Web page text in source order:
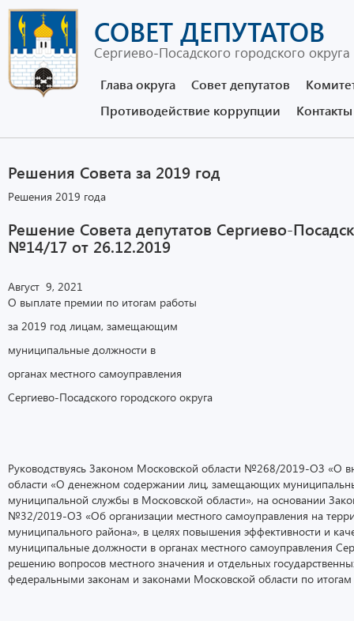
СОВЕТ ДЕПУТАТОВ
Сергиево-Посадского городского округа
Глава округа Совет депутатов
Противодействие коррупции
Контакты
Решения Совета за 2019 год
Решения 2019 года
Решение Совета депутатов Сергиево-
№14/17 от 26.12.2019
Август 9, 2021
О выплате премии по итогам работы
за 2019 год лицам, замещающим
муниципальные должности в
органах местного самоуправления
Сергиево-Посадского городского округа
Руководствуясь Законом Московской области №268/2019-ОЗ «О
области «О денежном содержании лиц, замещающих
муниципальной службы в Московской области», на основании
№32/2019-ОЗ «Об организации местного самоуправления на
муниципального района», в целях повышения эффективности и
муниципальные должности в органах местного самоуправления
решению вопросов местного значения и отдельных
федеральными законам и законами Московской области по